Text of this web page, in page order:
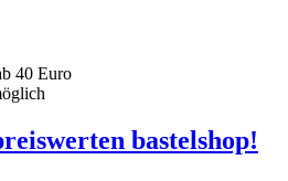
40 Euro
bastelshop!